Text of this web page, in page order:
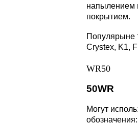
напылением
покрытием.
Популярыне
Crystex, K1,
WR50
50WR
Могут